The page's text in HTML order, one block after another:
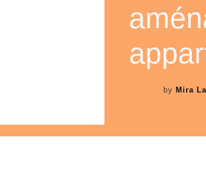
by Mira